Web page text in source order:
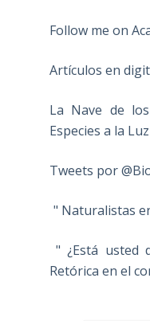
Follow me on
Artículos en
La Nave de
Especies a la
Tweets por
" Naturalistas
" ¿Está usted
Retórica en el